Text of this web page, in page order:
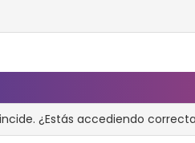
¿Estás accediendo